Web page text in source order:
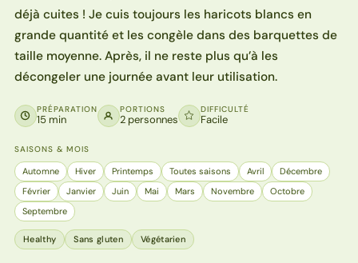
déjà cuites ! Je cuis toujours les haricots blancs en
grande quantité et les congèle dans des barquettes de
taille moyenne. Après, il ne reste plus qu’à les
décongeler une journée avant leur utilisation.
PRÉPARATION
15 min
PORTIONS
2 personnes
DIFFICULTÉ
Facile
SAISONS & MOIS
Automne Hiver Printemps Toutes saisons Avril
Décembre
Février
Janvier Juin Mai Mars Novembre
Octobre
Septembre
Healthy Sans gluten Végétarien